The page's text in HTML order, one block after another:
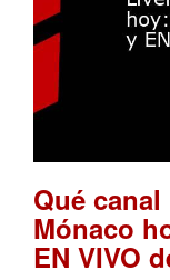
Qué
Mónaco
EN VIVO